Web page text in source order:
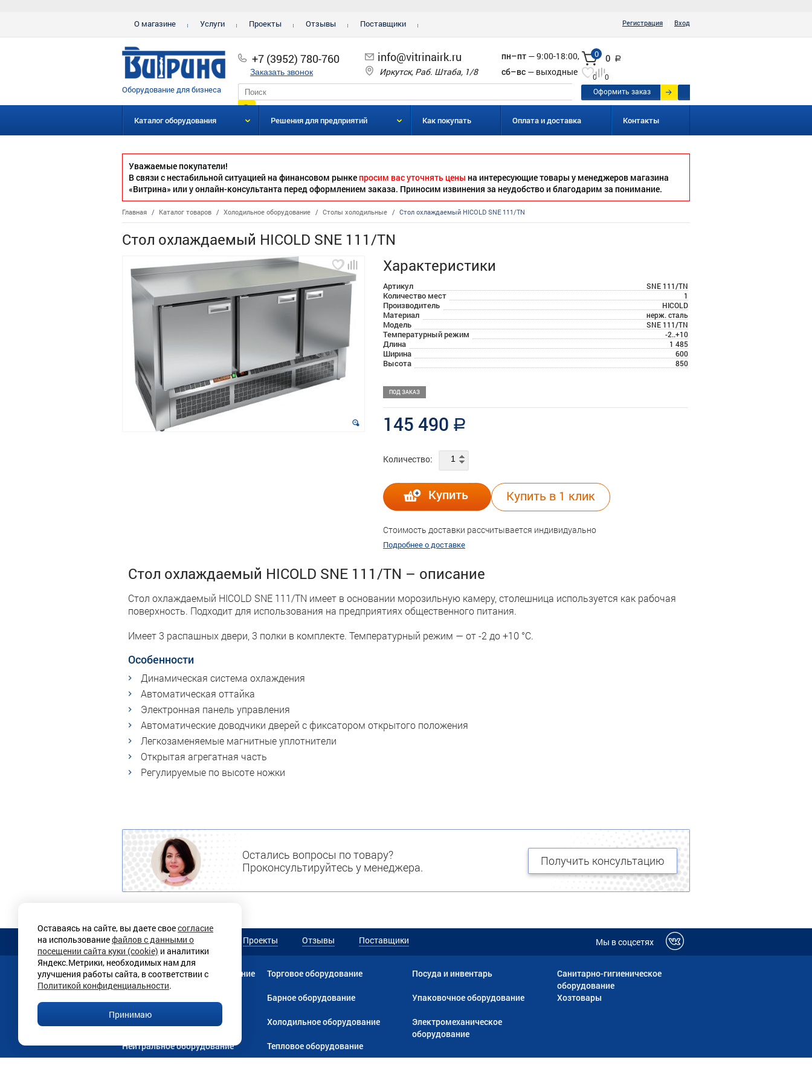
Оставаясь на сайте, вы даете своесогласие
на использованиефайлов с данными о
посещении сайта куки (cookie) и аналитики
Яндекс.Метрики, необходимых нам для
улучшения работы сайта, в соответствии с
Политикой конфиденциальности.
Принимаю
О магазине Услуги Проекты Отзывы Поставщики Регистрация Вход
Оборудование для бизнеса
+7 (3952) 780-760
Заказать звонок
info@vitrinairk.ru
Иркутск, Раб. Штаба, 1/8
пн–пт — 9:00-18:00,
сб–вс — выходные
0 0 a
0
0
Оформить заказ
Каталог оборудования Решения для предприятий Как покупать Оплата и доставка Контакты
Уважаемые покупатели!
В связи с нестабильной ситуацией на финансовом рынкепросим вас уточнять цены на интересующие товары у менеджеров магазина
«Витрина» или у онлайн-консультанта перед оформлением заказа. Приносим извинения за неудобство и благодарим за понимание.
Главная / Каталог товаров / Холодильное оборудование / Столы холодильные / Стол охлаждаемый HICOLD SNE 111/TN
Стол охлаждаемый HICOLD SNE 111/TN
Характеристики
Артикул SNE 111/TN
Количество мест 1
Производитель HICOLD
Материал нерж. сталь
Модель SNE 111/TN
Температурный режим -2..+10
Длина 1 485
Ширина 600
Высота 850
ПОД ЗАКАЗ
145 490 a
Количество:
Купить Купить в 1 клик
Стоимость доставки рассчитывается индивидуально
Подробнее о доставке
Стол охлаждаемый HICOLD SNE 111/TN – описание
Стол охлаждаемый HICOLD SNE 111/TN имеет в основании морозильную камеру, столешница используется как рабочая
поверхность. Подходит для использования на предприятиях общественного питания.
Имеет 3 распашных двери, 3 полки в комплекте. Температурный режим — от -2 до +10 °С.
Особенности
Динамическая система охлаждения
Автоматическая оттайка
Электронная панель управления
Автоматические доводчики дверей с фиксатором открытого положения
Легкозаменяемые магнитные уплотнители
Открытая агрегатная часть
Регулируемые по высоте ножки
Остались вопросы по товару?
Проконсультируйтесь у менеджера.
Получить консультацию
О магазине Услуги Проекты Отзывы Поставщики Мы в соцсетях
МебельПрачечное оборудование
Линии раздачи
Нейтральное оборудование
Торговое оборудование
Барное оборудование
Холодильное оборудование
Тепловое оборудование
Посуда и инвентарь
Упаковочное оборудование
Электромеханическое
оборудование
Санитарно-гигиеническое
оборудование
Хозтовары